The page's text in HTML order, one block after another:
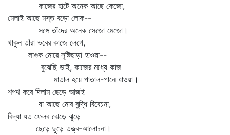
কাজের হাটে অনেক আছে কেজো,
মেলাই আছে মস্ত বড়ো লোক--
সঙ্গে তাঁদের অনেক সেজো মেজো।
থাকুন তাঁরা ভবের কাজে লেগে,
লাগুক মোরে সৃষ্টিছাড়া হাওয়া--
বুঝেছি ভাই, কাজের মধ্যে কাজ
মাতাল হয়ে পাতাল-পানে ধাওয়া।
শপথ করে দিলাম ছেড়ে আজই
যা আছে মোর বুদ্ধি বিবেচনা,
বিদ্যা যত ফেলব ঝেড়ে ঝুড়ে
ছেড়ে ছুড়ে তত্ত্ব-আলোচনা।